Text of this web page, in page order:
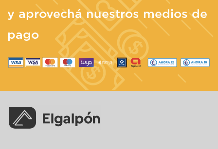
y aprovechá nuestros medios de
pago